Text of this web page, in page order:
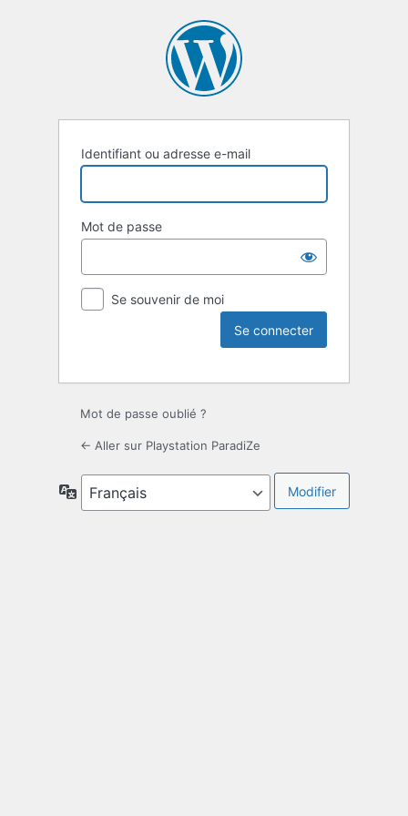
Identifiant ou adresse e-mail
Mot de passe
Se souvenir de moi
Mot de passe oublié ?
← Aller sur Playstation ParadiZe
Langue